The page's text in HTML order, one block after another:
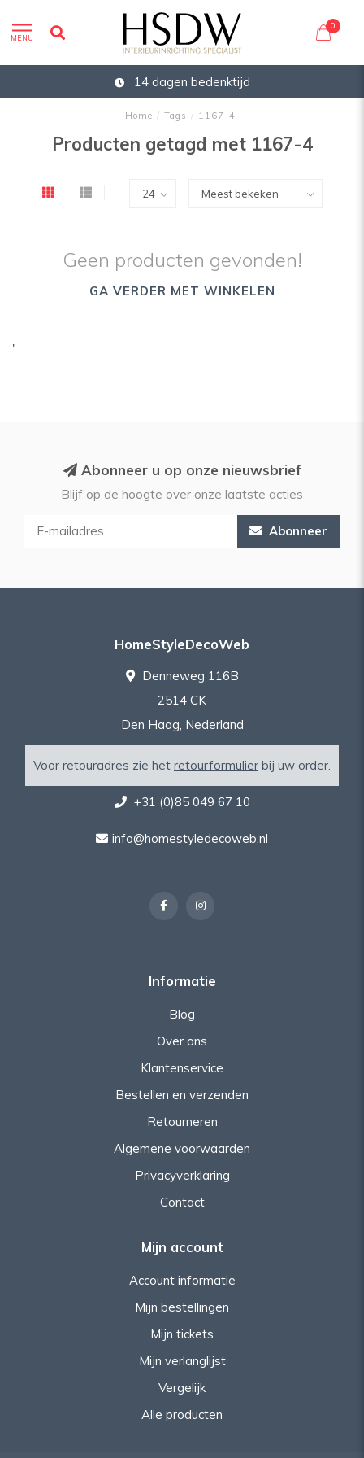
MENU
0
14 dagen bedenktijd
Home / Tags / 1167-4
Producten getagd met 1167-4
Geen producten gevonden!
GA VERDER MET WINKELEN
'
Abonneer u op onze nieuwsbrief
Blijf op de hoogte over onze laatste acties
Abonneer
HomeStyleDecoWeb
Denneweg 116B
2514 CK
Den Haag, Nederland
Voor retouradres zie het retourformulier bij uw order.
+31 (0)85 049 67 10
info@homestyledecoweb.nl
Informatie
Blog
Over ons
Klantenservice
Bestellen en verzenden
Retourneren
Algemene voorwaarden
Privacyverklaring
Contact
Mijn account
Account informatie
Mijn bestellingen
Mijn tickets
Mijn verlanglijst
Vergelijk
Alle producten